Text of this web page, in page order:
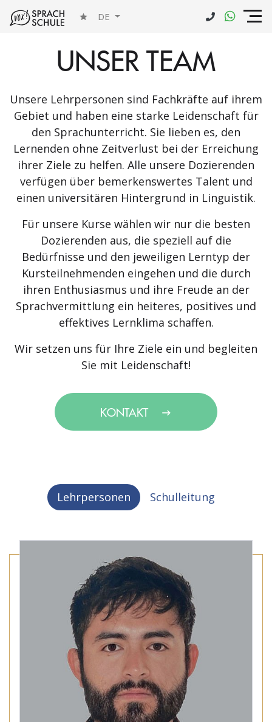
DE
UNSER TEAM
Unsere Lehrpersonen sind Fachkräfte auf ihrem
Gebiet und haben eine starke Leidenschaft für
den Sprachunterricht. Sie lieben es, den
Lernenden ohne Zeitverlust bei der Erreichung
ihrer Ziele zu helfen. Alle unsere Dozierenden
verfügen über bemerkenswertes Talent und
einen universitären Hintergrund in Linguistik.
Für unsere Kurse wählen wir nur die besten
Dozierenden aus, die speziell auf die
Bedürfnisse und den jeweiligen Lerntyp der
Kursteilnehmenden eingehen und die durch
ihren Enthusiasmus und ihre Freude an der
Sprachvermittlung ein heiteres, positives und
effektives Lernklima schaffen.
Wir setzen uns für Ihre Ziele ein und begleiten
Sie mit Leidenschaft!
KONTAKT
Lehrpersonen Schulleitung